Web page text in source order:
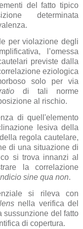
del fatto tipico
determinata
per violazione degli
l’omessa
previste dalla
eziologica
solo per via
di tali norme
al rischio.
di quell'elemento
lesiva della
regola cautelare,
di una situazione di
si trova innanzi al
la correlazione
sine qua non.
si rileva con
nella verifica del
sussunzione del fatto
di copertura.